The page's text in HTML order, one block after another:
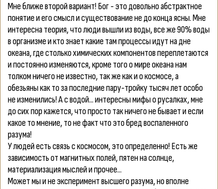
Мне ближе второй вариант! Бог - это довольно абстрактное
понятие и его смысл и существование не до конца ясны. Мне
интересна теория, что люди вышли из воды, все же 90% воды
в организме и кто знает какие там процессы идут на дне
океана, где столько химических компонентов переплетаются
и постоянно изменяются, кроме того о мире океана нам
толком ничего не известно, так же как и о космосе, а
обезьяны как то за последние пару-тройку тысяч лет особо
не изменились! А с водой... интересны мифы о русалках, мне
до сих пор кажется, что просто так ничего не бывает и если
какое то мнение, то не факт что это бред воспаленного
разума!
У людей есть связь с космосом, это определенно! Есть же
зависимость от магнитных полей, пятен на солнце,
материализация мыслей и прочее...
Может мы и не эксперимент высшего разума, но вполне